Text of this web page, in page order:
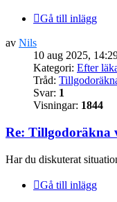
Gå till inlägg
av Nils
10 aug 2025,
Kategori: Efter
Tråd:
Svar: 1
Visningar: 1844
Re: Tillgodoräkna
Har du diskuterat
Gå till inlägg